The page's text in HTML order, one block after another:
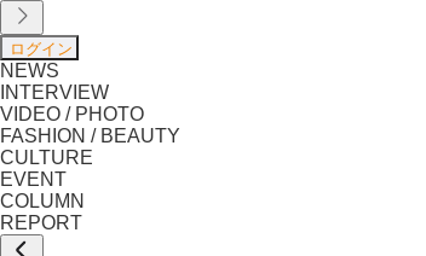
NEWS
INTERVIEW
VIDEO / PHOTO
FASHION / BEAUTY
CULTURE
EVENT
COLUMN
REPORT